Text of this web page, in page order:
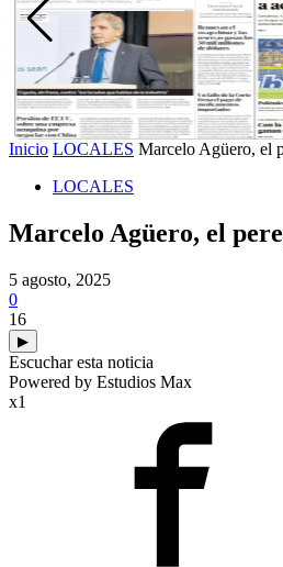
Inicio LOCALES Marcelo Agüero, el
LOCALES
Marcelo Agüero, el
5 agosto, 2025
0
16
▶
Escuchar esta noticia
Powered by Estudios Max
x1